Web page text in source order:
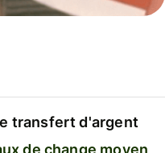
transfert d'argent
de change moyen